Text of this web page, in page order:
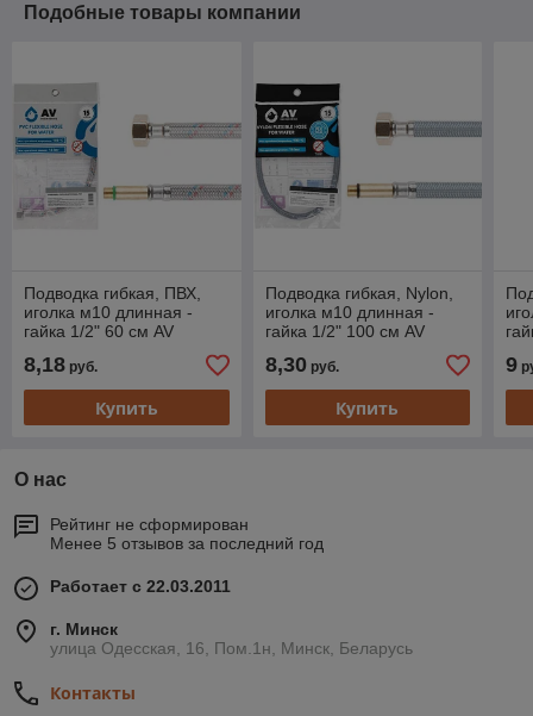
Подобные товары компании
Подводка гибкая, ПВХ,
иголка м10 длинная -
гайка 1/2" 60 см AV
Engineering (10 Bar, 75°С,
в пакете)
8,18 руб.
Купить
Подводка гибкая, Nylon,
иголка м10 длинная -
гайка 1/2" 100 см AV
Engineering (10 Bar, 75°С,
в пакете)
8,30руб.
Купить
в
9
О нас
Рейтинг не сформирован
Менее 5 отзывов за последний год
Работает с 22.03.2011
г. Минск
улица Одесская, 16, Пом.1н, Минск, Беларусь
Контакты